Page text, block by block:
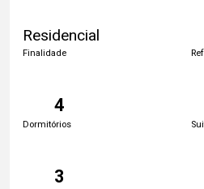
Residencial
Finalidade
4
Dormitórios
3